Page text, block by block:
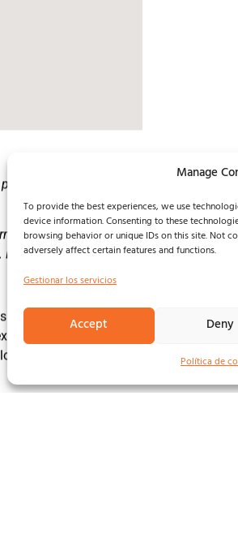
Manage
To provide the best experiences, we use
device information. Consenting to these
browsing behavior or unique IDs on this site. Not
adversely affect certain features and functions.
Gestionar los servicios
Accept Deny
Política de
empezar de nuevo en un mismo
de nadie. Y de repente, todos
el tiempo de la música que no se ve.
fechas y ciudades serán desveladas
para Valientes, Comunidad
seguidores de la banda. El 26 de